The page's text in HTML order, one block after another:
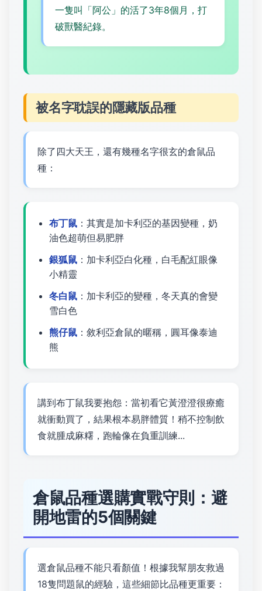
一隻叫「阿公」的活了3年8個月，打
破獸醫紀錄。
被名字耽誤的隱藏版品種
除了四大天王，還有幾種名字很玄的倉鼠品
種：
布丁鼠 ：其實是加卡利亞的基因變種，奶
油色超萌但易肥胖
銀狐鼠 ：加卡利亞白化種，白毛配紅眼像
小精靈
冬白鼠 ：加卡利亞的變種，冬天真的會變
雪白色
熊仔鼠 ：敘利亞倉鼠的暱稱，圓耳像泰迪
熊
講到布丁鼠我要抱怨：當初看它黃澄澄很療癒
就衝動買了，結果根本易胖體質！稍不控制飲
食就腫成麻糬，跑輪像在負重訓練...
倉鼠品種選購實戰守則：避
開地雷的5個關鍵
選倉鼠品種不能只看顏值！根據我幫朋友救過
18隻問題鼠的經驗，這些細節比品種更重要：